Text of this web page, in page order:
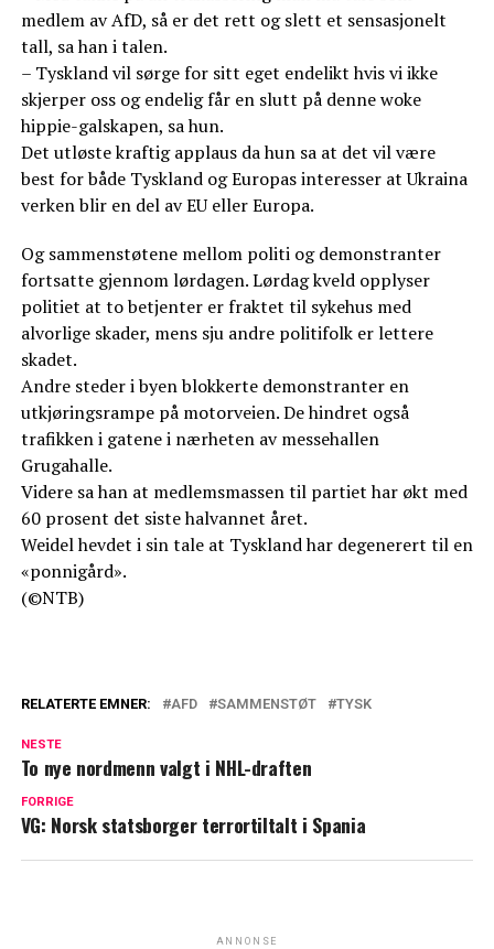
medlem av AfD, så er det rett og slett et sensasjonelt
tall, sa han i talen.
– Tyskland vil sørge for sitt eget endelikt hvis vi ikke
skjerper oss og endelig får en slutt på denne woke
hippie-galskapen, sa hun.
Det utløste kraftig applaus da hun sa at det vil være
best for både Tyskland og Europas interesser at Ukraina
verken blir en del av EU eller Europa.
Og sammenstøtene mellom politi og demonstranter
fortsatte gjennom lørdagen. Lørdag kveld opplyser
politiet at to betjenter er fraktet til sykehus med
alvorlige skader, mens sju andre politifolk er lettere
skadet.
Andre steder i byen blokkerte demonstranter en
utkjøringsrampe på motorveien. De hindret også
trafikken i gatene i nærheten av messehallen
Grugahalle.
Videre sa han at medlemsmassen til partiet har økt med
60 prosent det siste halvannet året.
Weidel hevdet i sin tale at Tyskland har degenerert til en
«ponnigård».
(©NTB)
RELATERTE EMNER: AFD SAMMENSTØT TYSK
NESTE
To nye nordmenn valgt i NHL-draften
FORRIGE
VG: Norsk statsborger terrortiltalt i Spania
ANNONSE